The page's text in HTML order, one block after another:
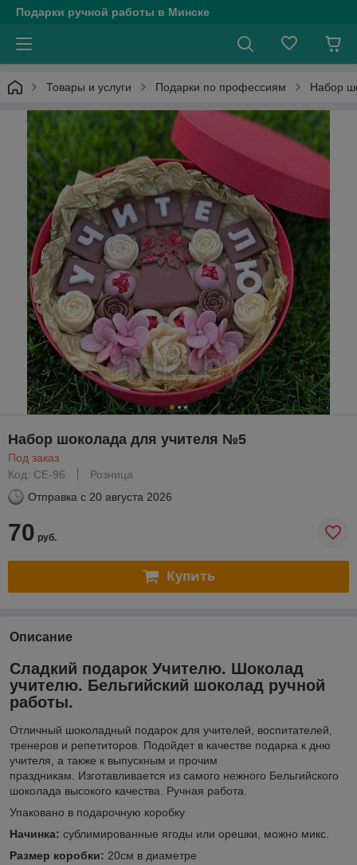
Подарки ручной работы в Минске
Товары и услуги Подарки по профессиям Набор
Набор шоколада для учителя №5
Под заказ
Код: СЕ-96
Розница
Отправка с 20 августа 2026
70 руб.
Купить
Описание
Сладкий подарок Учителю. Шоколад
учителю. Бельгийский шоколад ручной
работы.
Отличный шоколадный подарок для учителей, воспитателей,
тренеров и репетиторов. Подойдет в качестве подарка к дню
учителя, а также к выпускным и прочим
праздникам. Изготавливается из самого нежного Бельгийского
шоколада высокого качества. Ручная работа.
Упаковано в подарочную коробку
Начинка: сублимированные ягоды или орешки, можно микс.
Размер коробки: 20см в диаметре